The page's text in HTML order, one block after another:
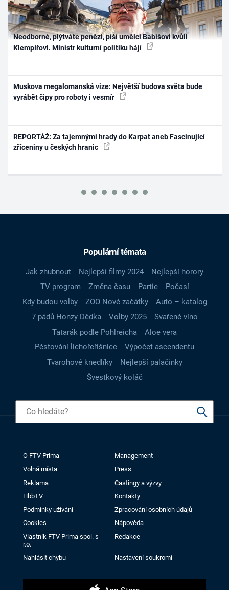
Neodborné, plýtváte penězi, píší umělci Babišovi kvůli
Klempířovi. Ministr kulturní politiku hájí
Muskova megalomanská vize: Největší budova světa bude
vyrábět čipy pro roboty i vesmír
REPORTÁŽ: Za tajemnými hrady do Karpat aneb Fascinující
zříceniny u českých hranic
Populární témata
Jak zhubnout Nejlepší filmy 2024
Nejlepší horory
TV program
Změna času Partie
Počasí
Kdy budou volby
ZOO Nové začátky
Auto – katalog
7 pádů Honzy Dědka
Volby 2025
Svařené víno
Tatarák podle Pohlreicha
Aloe vera
Pěstování lichořeřišnice
Výpočet ascendentu
Tvarohové knedlíky
Nejlepší palačinky
Švestkový koláč
O FTV Prima
Management
Volná místa
Press
Reklama
Castingy a výzvy
HbbTV
Kontakty
Podmínky užívání
Zpracování osobních údajů
Cookies
Nápověda
Vlastník FTV Prima spol. s
r.o.
Redakce
Nahlásit chybu Nastavení soukromí